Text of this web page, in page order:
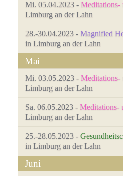
Mi. 05.04.2023 - Meditations-
Limburg an der Lahn
28.-30.04.2023 - Magnified
in Limburg an der Lahn
Mai
Mi. 03.05.2023 - Meditations-
Limburg an der Lahn
Sa. 06.05.2023 - Meditations-
Limburg an der Lahn
25.-28.05.2023 -
in Limburg an der Lahn
Juni